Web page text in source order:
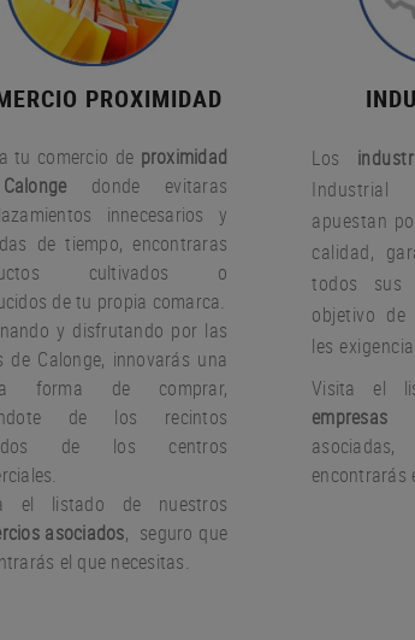
PROXIMIDAD
tu comercio de proximidad
donde evitaras
innecesarios y
de tiempo, encontraras
cultivados o
de tu propia comarca.
y disfrutando por las
de Calonge, innovarás una
forma de comprar,
de los recintos
de los centros
el listado de nuestros
asociados, seguro que
el que necesitas.
Los
Industrial
apuestan
calidad,
todos sus
objetivo
les
Visita el
empresas
encontrarás